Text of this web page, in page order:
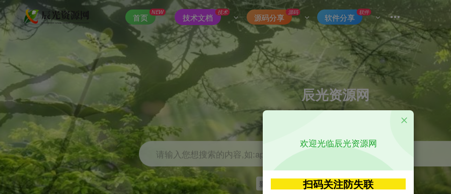
首页
NEW
技术文档
技术
源码分享
源码
软件分享
软件
辰光资源网
优质的网络资源分享平台
请输入您想搜索的内容,如:app源码
影视 神马 getapp 原神
欢迎光临辰光资源网
扫码关注防失联